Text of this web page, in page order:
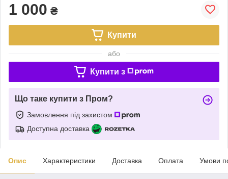
1 000 ₴
Купити
або
Купити з
Що таке купити з Пром?
Замовлення під захистом
Доступна доставка
Опис Характеристики Доставка Оплата Умови